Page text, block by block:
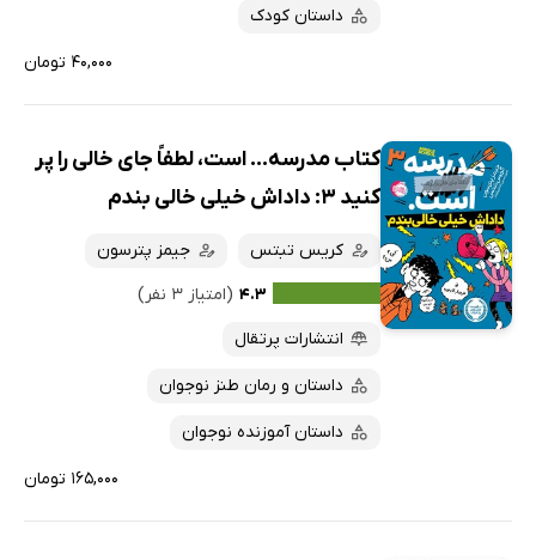
داستان کودک
۴۰,۰۰۰ تومان
کتاب مدرسه... است، لطفاً جای خالی را پر
کنید 3: داداش خیلی خالی بندم
کریس تبتس
جیمز پترسون
۴.۳ (امتیاز ۳ نفر)
انتشارات پرتقال
داستان و رمان طنز نوجوان
داستان آموزنده نوجوان
۱۶۵,۰۰۰ تومان